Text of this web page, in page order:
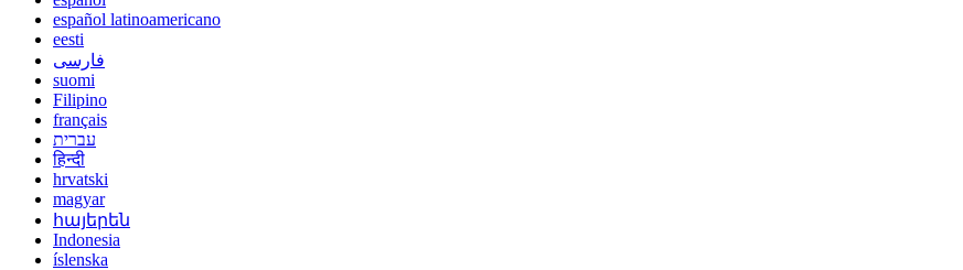
español latinoamericano
eesti
فارسی
suomi
Filipino
français
עברית
हिन्दी
hrvatski
magyar
հայերեն
Indonesia
íslenska